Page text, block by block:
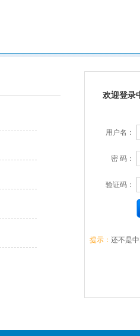
欢迎登录
用户名：
密 码：
验证码：
提示： 还不是